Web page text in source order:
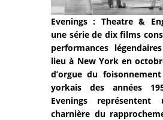
Evenings : Theatre &
une série de dix films
performances
lieu à New York en
d’orgue du
yorkais des années
Evenings
charnière du